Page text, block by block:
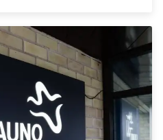
projektų plėtrai bei
Į naują paramos
fondo skrydžių bendrovės
dienos.